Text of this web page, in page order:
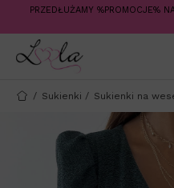
PRZEDŁUŻAMY %PROMOCJE%
/ Sukienki / Sukienki na